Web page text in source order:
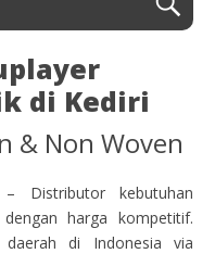
di Kediri
& Non Woven
– Distributor kebutuhan
harga kompetitif.
daerah di Indonesia via